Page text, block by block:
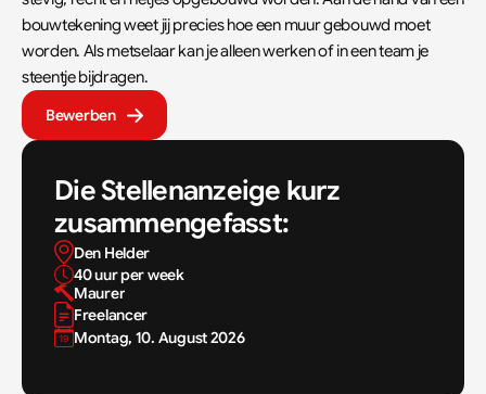
bouwtekening weet jij precies hoe een muur gebouwd moet
worden. Als metselaar kan je alleen werken of in een team je
steentje bijdragen.
Bewerben
Die Stellenanzeige kurz
zusammengefasst:
Den Helder
40 uur per week
Maurer
Freelancer
Montag, 10. August 2026